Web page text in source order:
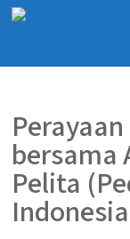
bersama
Pelita